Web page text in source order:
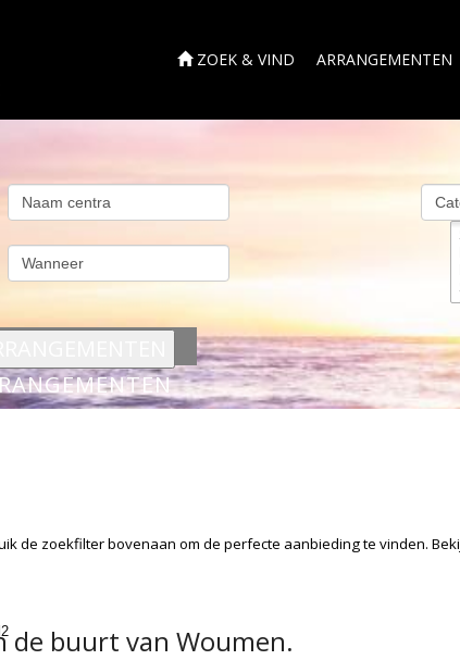
ZOEK & VIND ARRANGEMENTEN
de zoekfilter bovenaan om de perfecte aanbieding te vinden.
de buurt van Woumen.
2